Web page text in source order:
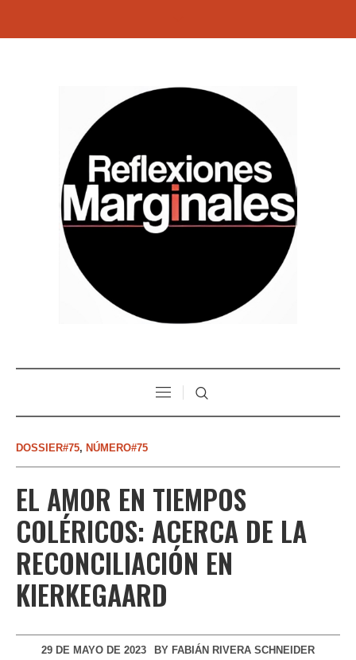
DOSSIER#75, NÚMERO#75
EL AMOR EN TIEMPOS
COLÉRICOS: ACERCA DE LA
RECONCILIACIÓN EN
KIERKEGAARD
29 DE MAYO DE 2023 BY FABIÁN RIVERA SCHNEIDER